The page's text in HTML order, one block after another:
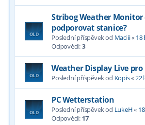
Stribog Weather Monitor
podporovat stanice?
Poslední příspěvek od Maciii« 18
Odpovědi:3
Weather Display Live
Poslední příspěvek od Kopis«22
PC Wetterstation
Poslední příspěvek od LukeH«
Odpovědi: 17